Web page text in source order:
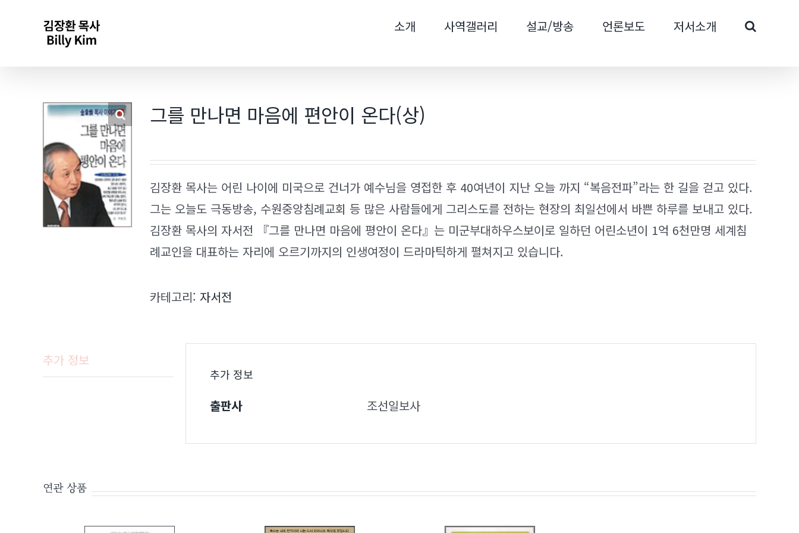
...
소개 사역갤러리 설교/방송 언론보도 저서소개
그를 만나면 마음에 편안이 온다(상)
김장환 목사는 어린 나이에 미국으로 건너가 예수님을 영접한 후 40여년이 지난 오늘 까지 “복음전파”라는 한 길을 걷고 있다.
그는 오늘도 극동방송, 수원중앙침례교회 등 많은 사람들에게 그리스도를 전하는 현장의 최일선에서 바쁜 하루를 보내고 있다.
김장환 목사의 자서전 『그를 만나면 마음에 평안이 온다』는 미군부대하우스보이로 일하던 어린소년이 1억 6천만명 세계침
례교인을 대표하는 자리에 오르기까지의 인생여정이 드라마틱하게 펼쳐지고 있습니다.
카테고리: 자서전
추가 정보
추가 정보
출판사 조선일보사
연관 상품